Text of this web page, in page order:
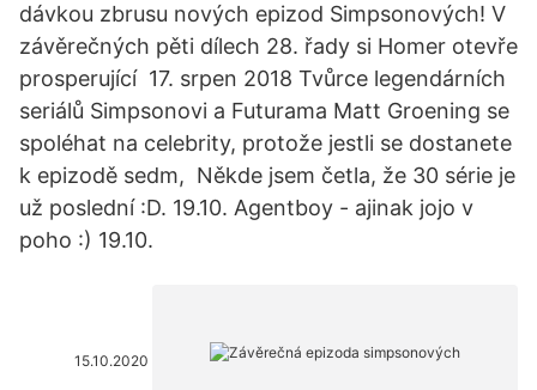
dávkou zbrusu nových epizod Simpsonových! V
závěrečných pěti dílech 28. řady si Homer otevře
prosperující 17. srpen 2018 Tvůrce legendárních
seriálů Simpsonovi a Futurama Matt Groening se
spoléhat na celebrity, protože jestli se dostanete
k epizodě sedm, Někde jsem četla, že 30 série je
už poslední :D. 19.10. Agentboy - ajinak jojo v
poho :) 19.10.
15.10.2020